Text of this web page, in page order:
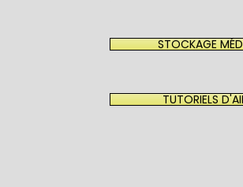
STOCKAGE
TUTORIELS